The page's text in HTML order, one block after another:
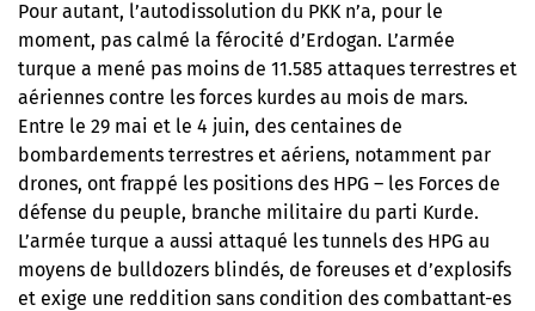
Pour autant, l’autodissolution du PKK n’a, pour le
moment, pas calmé la férocité d’Erdogan. L’armée
turque a mené pas moins de 11.585 attaques terrestres et
aériennes contre les forces kurdes au mois de mars.
Entre le 29 mai et le 4 juin, des centaines de
bombardements terrestres et aériens, notamment par
drones, ont frappé les positions des HPG – les Forces de
défense du peuple, branche militaire du parti Kurde.
L’armée turque a aussi attaqué les tunnels des HPG au
moyens de bulldozers blindés, de foreuses et d’explosifs
et exige une reddition sans condition des combattant-es